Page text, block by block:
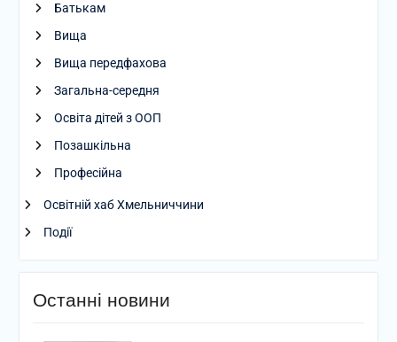
Батькам
Вища
Вища передфахова
Загальна-середня
Освіта дітей з ООП
Позашкільна
Професійна
Освітній хаб Хмельниччини
Події
Останні новини